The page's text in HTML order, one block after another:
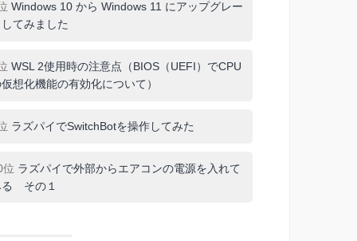
Windows 10 から Windows 11 にアップグレー
てみました
WSL 2使用時の注意点（BIOS（UEFI）でCPU
想化機能の有効化について）
ラズパイでSwitchBotを操作してみた
位 ラズパイで外部からエアコンの電源を入れて
る その１